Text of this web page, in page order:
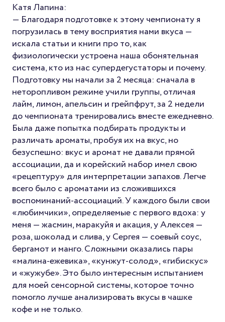
Катя Лапина:
— Благодаря подготовке к этому чемпионату я
погрузилась в тему восприятия нами вкуса —
искала статьи и книги про то, как
физиологически устроена наша обонятельная
система, кто из нас супердегустаторы и почему.
Подготовку мы начали за 2 месяца: сначала в
неторопливом режиме учили группы, отличая
лайм, лимон, апельсин и грейпфрут, за 2 недели
до чемпионата тренировались вместе ежедневно.
Была даже попытка подбирать продукты и
различать ароматы, пробуя их на вкус, но
безуспешно: вкус и аромат не давали прямой
ассоциации, да и корейский набор имел свою
«рецептуру» для интерпретации запахов. Легче
всего было с ароматами из сложившихся
воспоминаний-ассоциаций. У каждого были свои
«любимчики», определяемые с первого вдоха: у
меня — жасмин, маракуйя и акация, у Алексея —
роза, шоколад и слива, у Сергея — соевый соус,
бергамот и манго. Сложными оказались пары
«малина-ежевика», «кунжут-солод», «гибискус»
и «жужубе». Это было интересным испытанием
для моей сенсорной системы, которое точно
помогло лучше анализировать вкусы в чашке
кофе и не только.